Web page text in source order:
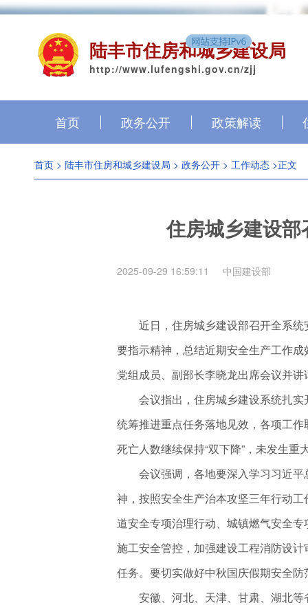
陆丰市住房和城乡建设局
http://www.lufengshi.gov.cn/zjj
首页 政务公开 政策解读
首页 > 陆丰市住房和城乡建设局 > 政务公开 > 工作动态 >正文
住房城乡建设
2025-09-29 16:59:11 中国建设部
近日，住房城乡建设部召开全系
要指示精神，总结近期安全生产工作
党组成员、副部长李晓龙出席会议并讲
会议指出，住房城乡建设系统扎
统筹推进重点任务落地见效，各项工
死亡人数继续保持“双下降”，未发生
会议强调，各地要深入学习习近
神，按照安全生产治本攻坚三年行动
道安全专项治理行动、城镇燃气安全
施工安全管控，加强建设工程消防设
任务。要切实做好中秋国庆假期安全
安徽、河北、天津、甘肃、湖北